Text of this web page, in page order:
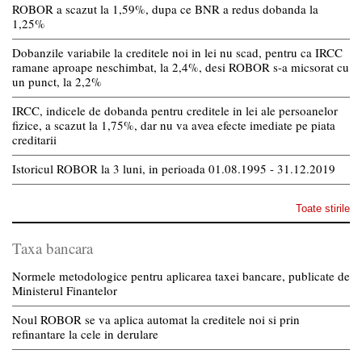
ROBOR a scazut la 1,59%, dupa ce BNR a redus dobanda la
1,25%
Dobanzile variabile la creditele noi in lei nu scad, pentru ca IRCC
ramane aproape neschimbat, la 2,4%, desi ROBOR s-a micsorat cu
un punct, la 2,2%
IRCC, indicele de dobanda pentru creditele in lei ale persoanelor
fizice, a scazut la 1,75%, dar nu va avea efecte imediate pe piata
creditarii
Istoricul ROBOR la 3 luni, in perioada 01.08.1995 - 31.12.2019
Toate stirile
Taxa bancara
Normele metodologice pentru aplicarea taxei bancare, publicate de
Ministerul Finantelor
Noul ROBOR se va aplica automat la creditele noi si prin
refinantare la cele in derulare